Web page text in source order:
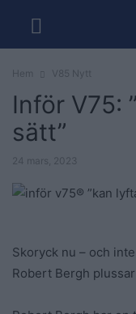
Hem V85 Nytt
Inför V75:
sätt”
24 mars, 2023
Skoryck nu – och
Robert Bergh